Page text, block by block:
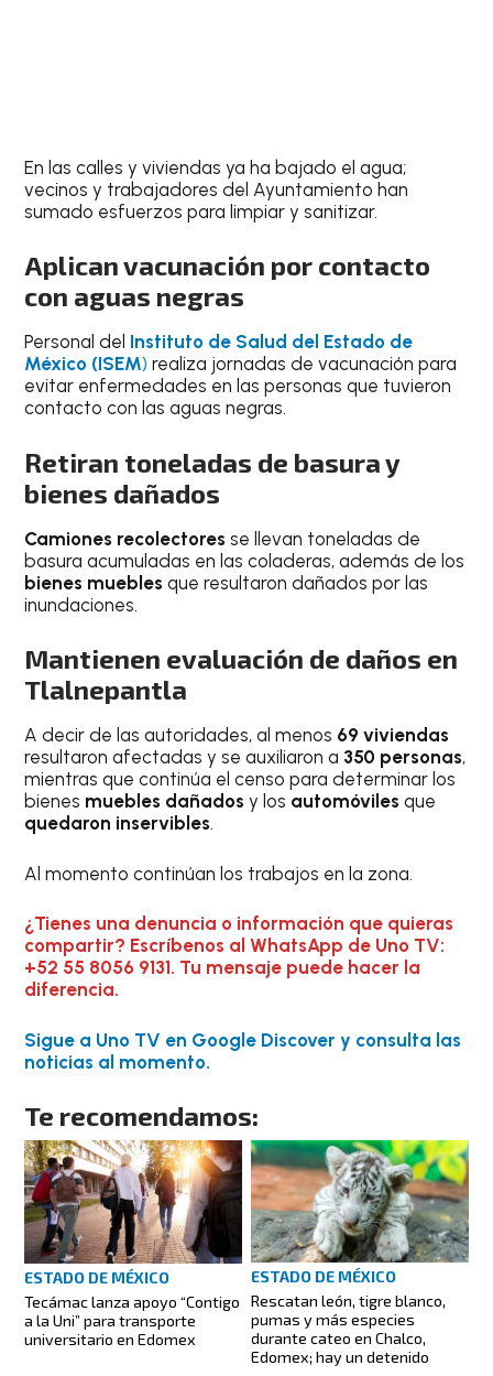
En las calles y viviendas ya ha bajado el agua;
vecinos y trabajadores del Ayuntamiento han
sumado esfuerzos para limpiar y sanitizar.
Aplican vacunación por contacto
con aguas negras
Personal del Instituto de Salud del Estado de
México (ISEM) realiza jornadas de vacunación para
evitar enfermedades en las personas que tuvieron
contacto con las aguas negras.
Retiran toneladas de basura y
bienes dañados
Camiones recolectores se llevan toneladas de
basura acumuladas en las coladeras, además de los
bienes mueblesque resultaron dañados por las
inundaciones.
Mantienen evaluación de daños en
Tlalnepantla
A decir de las autoridades, al menos 69 viviendas
resultaron afectadas y se auxiliaron a 350 personas,
mientras que continúa el censo para determinar los
bienes muebles dañados y los automóvilesque
quedaron inservibles.
Al momento continúan los trabajos en la zona.
¿Tienes una denuncia o información que quieras
compartir? Escríbenos al WhatsApp de Uno TV:
+52 55 8056 9131. Tu mensaje puede hacer la
diferencia.
Sigue a Uno TV en Google Discover y consulta las
noticias al momento.
Te recomendamos:
ESTADO DE MÉXICO
Tecámac lanza apoyo “Contigo
a la Uni” para transporte
universitario en Edomex
ESTADO DE MÉXICO
Rescatan león, tigre blanco,
pumas y más especies
durante cateo en Chalco,
Edomex; hay un detenido